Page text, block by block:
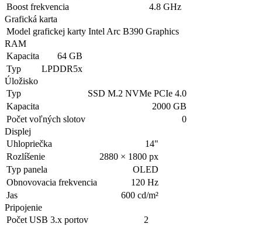
Boost frekvencia
4.8 GHz
Grafická karta
Model grafickej karty Intel Arc B390 Graphics
RAM
Kapacita
64 GB
Typ
LPDDR5x
Úložisko
Typ
SSD M.2 NVMe PCIe 4.0
Kapacita
2000 GB
Počet voľných slotov
0
Displej
Uhlopriečka
14"
Rozlíšenie
2880 × 1800 px
Typ panela
OLED
Obnovovacia frekvencia
120 Hz
Jas
600 cd/m²
Pripojenie
Počet USB 3.x portov
2